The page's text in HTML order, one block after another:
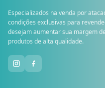
Especializados na venda por
condições exclusivas para
desejam aumentar sua margem
produtos de alta qualidade.